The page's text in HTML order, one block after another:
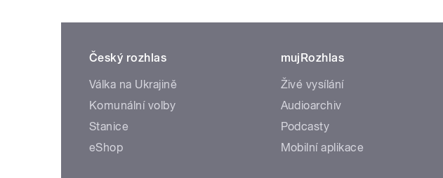
Český rozhlas
Válka na Ukrajině
Komunální volby
Stanice
eShop
mujRozhlas
Živé vysílání
Audioarchiv
Podcasty
Mobilní aplikace